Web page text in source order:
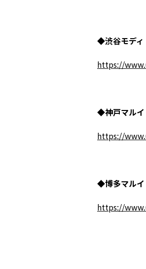
◆渋谷モディ
https://
◆神戸マルイ
https://
◆博多マルイ
https://